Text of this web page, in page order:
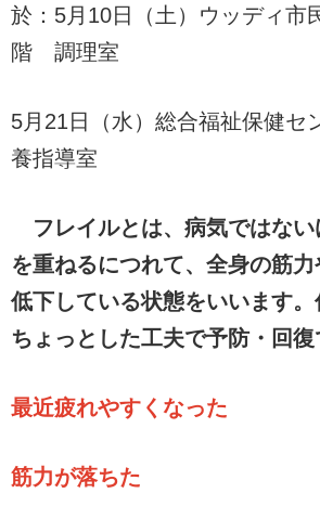
於：5月10日（土）ウッディ
階 調理室
5月21日（水）総合福祉保健
養指導室
フレイルとは、病気ではない
を重ねるにつれて、全身の筋
低下している状態をいいます。
ちょっとした工夫で予防・回復
最近疲れやすくなった
筋力が落ちた